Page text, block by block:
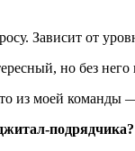
Зависит от
но без
из моей
подрядчика?